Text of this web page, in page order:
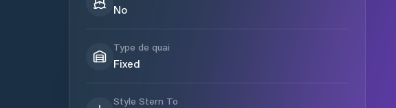
No
Type de quai
Fixed
Style Stern To